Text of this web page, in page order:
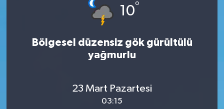
10°
Bölgesel düzensiz gök gürültülü
yağmurlu
23 Mart Pazartesi
03:15